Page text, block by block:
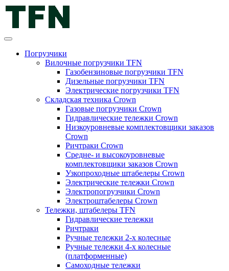
Погрузчики
Вилочные погрузчики TFN
Газобензиновые погрузчики TFN
Дизельные погрузчики TFN
Электрические погрузчики TFN
Складская техника Crown
Газовые погрузчики Crown
Гидравлические тележки Crown
Низкоуровневые комплектовщики заказов
Crown
Ричтраки Crown
Средне- и высокоуровневые
комплектовщики заказов Crown
Узкопроходные штабелеры Crown
Электрические тележки Crown
Электропогрузчики Crown
Электроштабелеры Crown
Тележки, штабелеры TFN
Гидравлические тележки
Ричтраки
Ручные тележки 2-х колесные
Ручные тележки 4-х колесные
(платформенные)
Самоходные тележки